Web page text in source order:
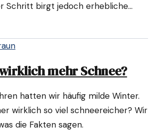
Schritt birgt jedoch erhebliche
mehr Schnee?
hatten wir häufig milde Winter.
wirklich so viel schneereicher? Wir
die Fakten sagen.